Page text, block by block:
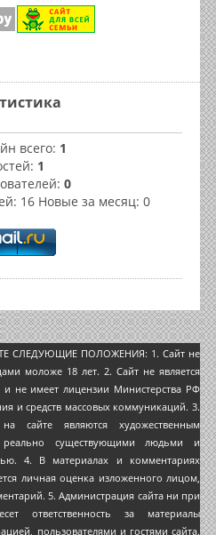
всего: 1
1
0
16 Новые за месяц: 0
СЛЕДУЮЩИЕ ПОЛОЖЕНИЯ: 1. Сайт не
моложе 18 лет. 2. Сайт не является
не имеет лицензии Министерства РФ
и средств массовых коммуникаций. 3.
сайте являются художественным
существующими людьми и
4. В материалах и комментариях
личная оценка изложенного лицом,
5. Администрация сайта ни при
ответственность за материалы
пользователями и гостями сайта.